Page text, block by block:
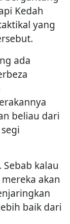
Kedah
yang
ada
beliau dari
kalau
akan
baik dari